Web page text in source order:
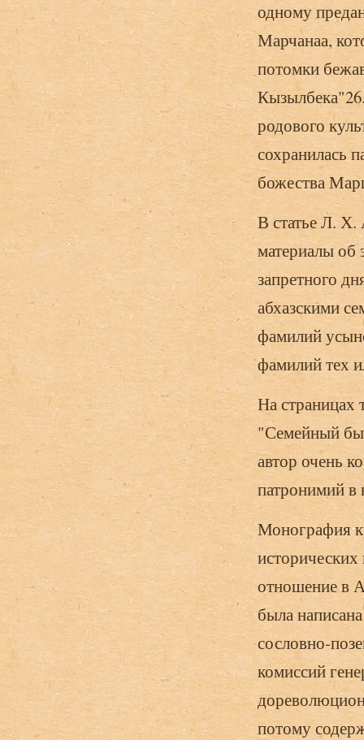
одному
Марчанаа,
потомки
родового
сохранилась
божества
В статье Л.
материалы об
запретного
абхазскими
фамилий
фамилий тех
На страницах
"Семейный
автор очень
патронимий в
Монография
отношение в
была
сословно-
комиссий
потому